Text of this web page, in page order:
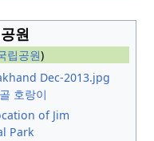
원
립공원)
호랑이